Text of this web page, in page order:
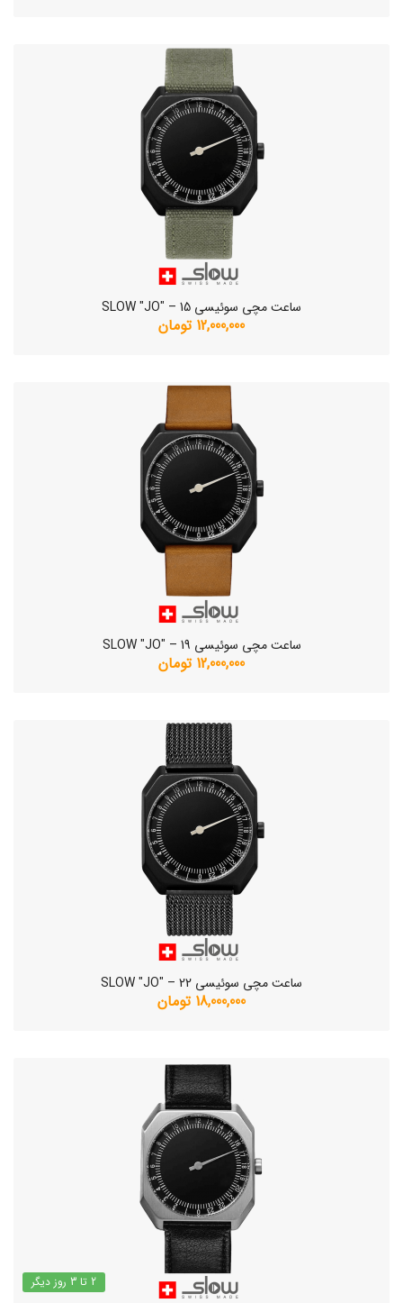
ساعت مچی سوئیسی SLOW "JO" – 15
12,000,000 تومان
ساعت مچی سوئیسی SLOW "JO" – 19
12,000,000 تومان
ساعت مچی سوئیسی SLOW "JO" – 22
18,000,000 تومان
2 تا 3 روز دیگر